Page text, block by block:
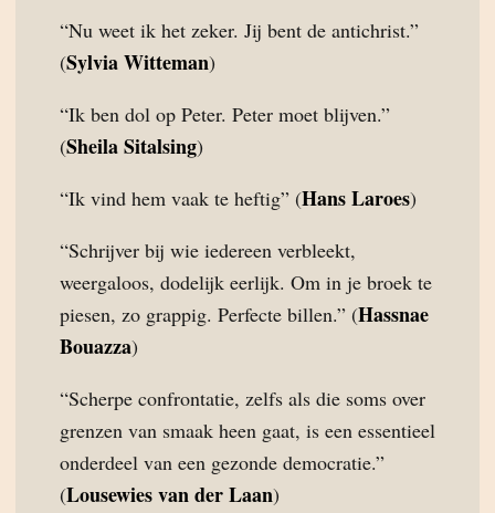
“Nu weet ik het zeker. Jij bent de antichrist.”
(Sylvia Witteman)
“Ik ben dol op Peter. Peter moet blijven.”
(Sheila Sitalsing)
“Ik vind hem vaak te heftig” (Hans Laroes)
“Schrijver bij wie iedereen verbleekt,
weergaloos, dodelijk eerlijk. Om in je broek te
piesen, zo grappig. Perfecte billen.” (Hassnae
Bouazza)
“Scherpe confrontatie, zelfs als die soms over
grenzen van smaak heen gaat, is een essentieel
onderdeel van een gezonde democratie.”
(Lousewies van der Laan)